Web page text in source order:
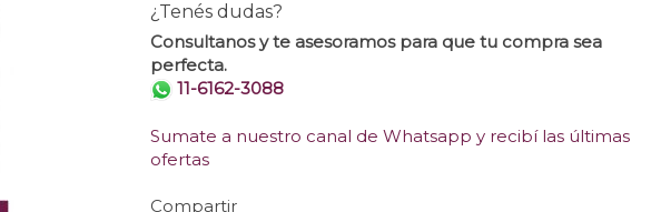
¿Tenés dudas?
Consultanos y te asesoramos para que tu compra sea
perfecta.
11-6162-3088
Sumate a nuestro canal de Whatsapp y recibí las últimas
ofertas
Compartir